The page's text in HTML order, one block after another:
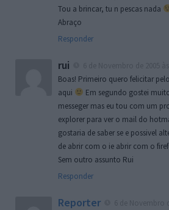
Tou a brincar, tu n pescas nada
Abraço
Responder
rui
Boas! Primeiro quero felicitar
aqui
Em segundo gostei
messeger mas eu tou com um
explorer para ver o mail do
gostaria de saber se e possivel
de abrir com o ie abrir com o
Sem outro assunto Rui
Responder
Reporter